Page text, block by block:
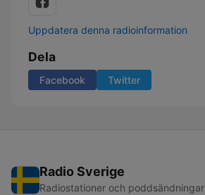
Uppdatera denna radioinformation
Dela
Facebook Twitter
Radio Sverige
Radiostationer och poddsändningar